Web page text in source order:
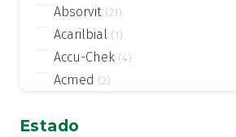
Absorvit (21)
Acarilbial (1)
Accu-Chek (4)
Acmed (2)
Actius
Estado